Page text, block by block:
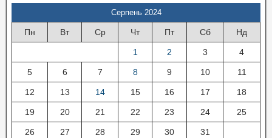
Серпень 2024
Пн Вт Ср Чт Пт Сб Нд
1 2 3 4
5 6 7 8 9 10 11
12 13 14 15 16 17 18
19 20 21 22 23 24 25
26 27 28 29 30 31